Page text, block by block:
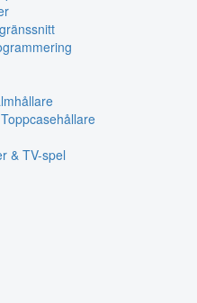
& TV-spel